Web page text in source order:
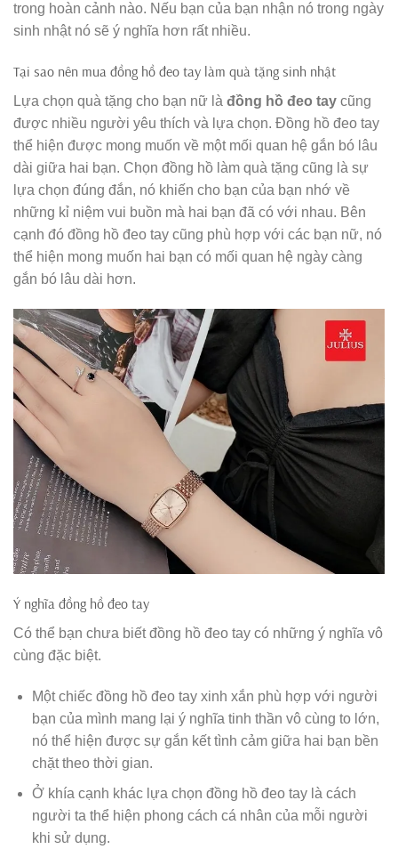
trong hoàn cảnh nào. Nếu bạn của bạn nhận nó trong ngày
sinh nhật nó sẽ ý nghĩa hơn rất nhiều.
Tại sao nên mua đồng hồ đeo tay làm quà tặng sinh nhật
Lựa chọn quà tặng cho bạn nữ là đồng hồ đeo tay cũng
được nhiều người yêu thích và lựa chọn. Đồng hồ đeo tay
thể hiện được mong muốn về một mối quan hệ gắn bó lâu
dài giữa hai bạn. Chọn đồng hồ làm quà tặng cũng là sự
lựa chọn đúng đắn, nó khiến cho bạn của bạn nhớ về
những kỉ niệm vui buồn mà hai bạn đã có với nhau. Bên
cạnh đó đồng hồ đeo tay cũng phù hợp với các bạn nữ, nó
thể hiện mong muốn hai bạn có mối quan hệ ngày càng
gắn bó lâu dài hơn.
Ý nghĩa đồng hồ đeo tay
Có thể bạn chưa biết đồng hồ đeo tay có những ý nghĩa vô
cùng đặc biệt.
Một chiếc đồng hồ đeo tay xinh xắn phù hợp với người
bạn của mình mang lại ý nghĩa tinh thần vô cùng to lớn,
nó thể hiện được sự gắn kết tình cảm giữa hai bạn bền
chặt theo thời gian.
Ở khía cạnh khác lựa chọn đồng hồ đeo tay là cách
người ta thể hiện phong cách cá nhân của mỗi người
khi sử dụng.